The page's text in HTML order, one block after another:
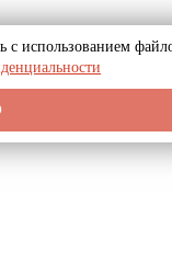
с использованием